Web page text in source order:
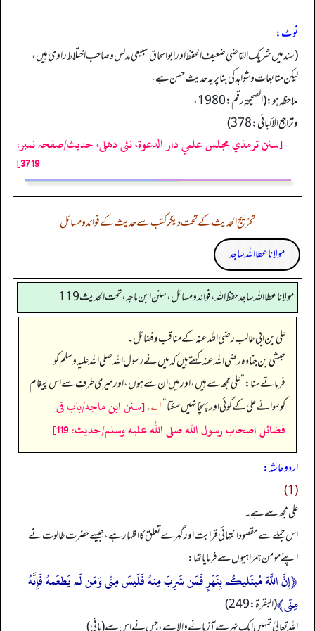
نوٹ:
(سند میں شریک القاضی ضعیف الحفظ اور ابواسحاق سبیعی مدلس و صاحب اختلاط راوی ہیں،
لیکن متابعات و شواہد کی بنا پر یہ حدیث حسن ہے،
ملاحظہ ہو: (الصحیحة رقم:1980،
وتراجع الألبانی: 378)
[سنن ترمذي مجلس علمي دار الدعوة، نئى دهلى، حدیث/صفحہ نمبر:
3719]
تخریج الحدیث کے تحت دیگر کتب سے حدیث کے فوائد و مسائل
مولانا عطا اللہ ساجد
مولانا عطا الله ساجد حفظ الله، فوائد و مسائل، سنن ابن ماجه، تحت الحديث119
علی بن ابی طالب رضی اللہ عنہ کے مناقب و فضائل۔
حبشی بن جنادہ رضی اللہ عنہ کہتے ہیں کہ میں نے رسول اللہ صلی اللہ علیہ وسلم کو
فرماتے سنا:”علی مجھ سے ہیں، اور میں ان سے ہوں، اور میری طرف سے اس پیغام
کو سوائے علی کے کوئی اور پہنچا نہیں سکتا“۱؎ ۔[سنن ابن ماجه/باب فى
فضائل اصحاب رسول الله صلى الله عليه وسلم/حدیث: 119]
اردو حاشہ:
(1)
علی مجھ سے ہے۔
اس جملے سے مقصود انتہائی قرابت اور گہرے تعلق کا اظہار ہے، جیسے حضرت طالوت نے
اپنے مومن ہمراہیوں سے فرمایا تھا:
﴿إِنَّ اللَّهَ مُبتَليكُم بِنَهَرٍ‌ فَمَن شَرِ‌بَ مِنهُ فَلَيسَ مِنّى وَمَن لَم يَطعَمهُ فَإِنَّهُ
مِنّى﴾(البقرۃ: 249)